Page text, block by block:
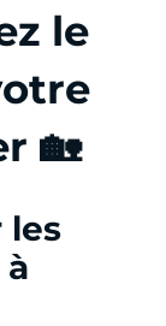
le
🏡
les